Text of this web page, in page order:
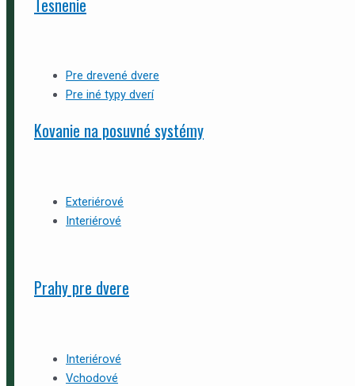
Pre drevené dvere
Pre iné typy dverí
Kovanie na posuvné systémy
Exteriérové
Interiérové
Prahy pre dvere
Interiérové
Vchodové